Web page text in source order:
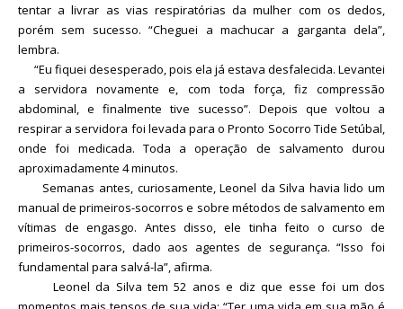
tentar a livrar as vias respiratórias da mulher com os dedos,
porém sem sucesso. “Cheguei a machucar a garganta dela”,
lembra.
“Eu fiquei desesperado, pois ela já estava desfalecida. Levantei
a servidora novamente e, com toda força, fiz compressão
abdominal, e finalmente tive sucesso”. Depois que voltou a
respirar a servidora foi levada para o Pronto Socorro Tide Setúbal,
onde foi medicada. Toda a operação de salvamento durou
aproximadamente 4 minutos.
Semanas antes, curiosamente, Leonel da Silva havia lido um
manual de primeiros-socorros e sobre métodos de salvamento em
vítimas de engasgo. Antes disso, ele tinha feito o curso de
primeiros-socorros, dado aos agentes de segurança. “Isso foi
fundamental para salvá-la”, afirma.
Leonel da Silva tem 52 anos e diz que esse foi um dos